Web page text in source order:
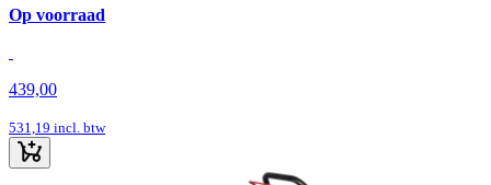
Op voorraad
439,00
531,19 incl. btw